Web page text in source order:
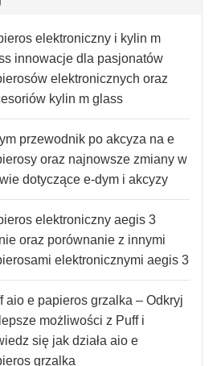
elektroniczny i kylin m
innowacje dla pasjonatów
elektronicznych oraz
kylin m glass
przewodnik po akcyza na e
oraz najnowsze zmiany w
dotyczące e-dym i akcyzy
elektroniczny aegis 3
oraz porównanie z innymi
elektronicznymi aegis 3
aio e papieros grzalka – Odkryj
możliwości z Puff i
się jak działa aio e
grzalka